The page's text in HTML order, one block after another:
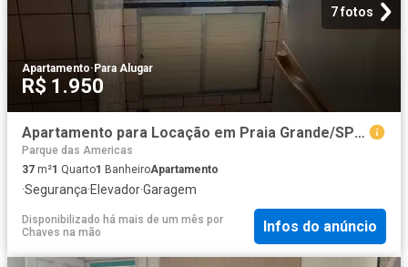
7 fotos
Apartamento·Para Alugar
R$ 1.950
Apartamento para Locação em Praia Grande/SP Boqueirão 1 Quartos
Parque das Americas
37 m²1 Quarto1 BanheiroApartamento
·Segurança·Elevador·Garagem
Disponibilizado há mais de um mês por
Chaves na mão
Infos do anúncio